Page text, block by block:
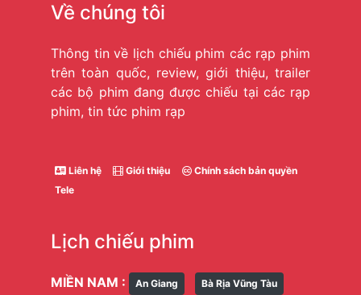
Về chúng tôi
Thông tin về lịch chiếu phim các rạp phim
trên toàn quốc, review, giới thiệu, trailer
các bộ phim đang được chiếu tại các rạp
phim, tin tức phim rạp
Liên hệ Giới thiệu
Chính sách bản quyền
Tele
Lịch chiếu phim
MIỀN NAM : An Giang Bà Rịa Vũng Tàu